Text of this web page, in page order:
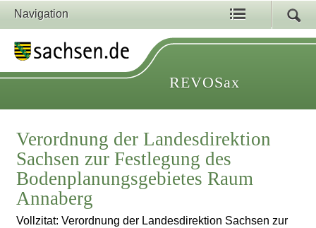
Navigation
REVOSax
Verordnung der Landesdirektion
Sachsen zur Festlegung des
Bodenplanungsgebietes Raum
Annaberg
Vollzitat: Verordnung der Landesdirektion Sachsen zur